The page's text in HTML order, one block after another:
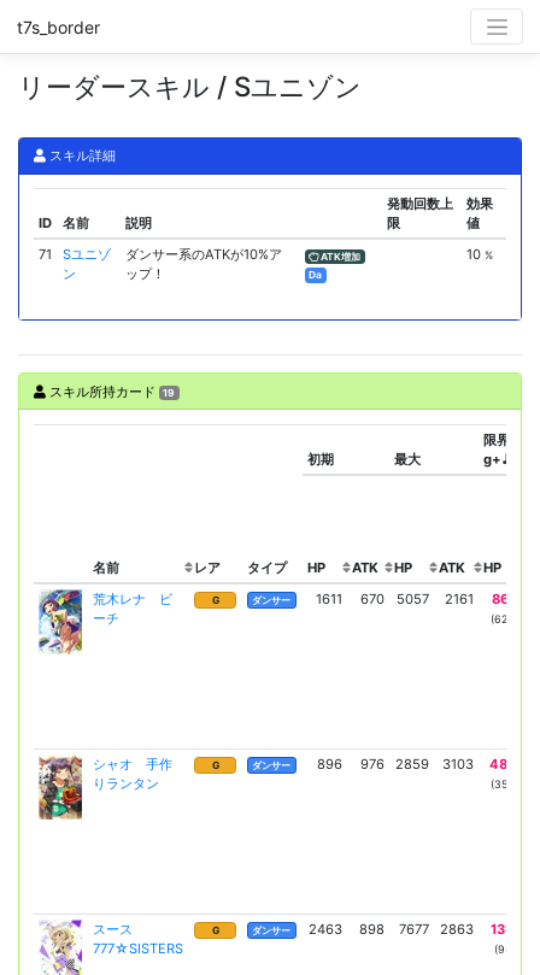
t7s_border
リーダースキル / Sユニゾン
スキル詳細
ID 名前 説明
発動回数上
限
効果
値
71
Sユニゾ
ン
ダンサー系のATKが10%ア
ップ！
ATK増加
Da
10%
スキル所持カード 19
名前 レア タイプ
初期 最大
限界(i-n-
g+♪)
HP ATK HP ATK HP
荒木レナ ビ
ーチ
G ダンサー 1611 670 5057 2161 8625
(6296)
シャオ 手作
りランタン
G ダンサー 896 976 2859 3103 4860
(3548)
スース
777☆SISTERS
G ダンサー 2463 898 7677 2863 13112
(9571)